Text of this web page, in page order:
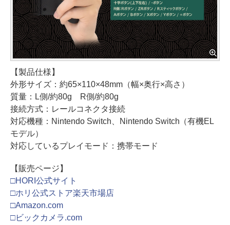
【製品仕様】
外形サイズ：約65×110×48mm（幅×奥行×高さ）
質量：L側/約80g R側/約80g
接続方式：レールコネクタ接続
対応機種：Nintendo Switch、Nintendo Switch（有機EL
モデル）
対応しているプレイモード：携帯モード
【販売ページ】
□HORI公式サイト
□ホリ公式ストア楽天市場店
□Amazon.com
□ビックカメラ.com